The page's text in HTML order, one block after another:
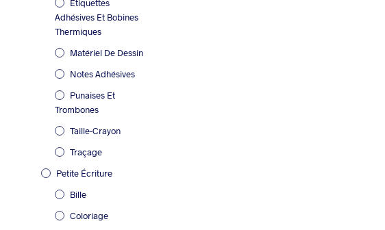
Etiquettes
Adhésives Et Bobines
Thermiques
Matériel De Dessin
Notes Adhésives
Punaises Et
Trombones
Taille-Crayon
Traçage
Petite Écriture
Bille
Coloriage